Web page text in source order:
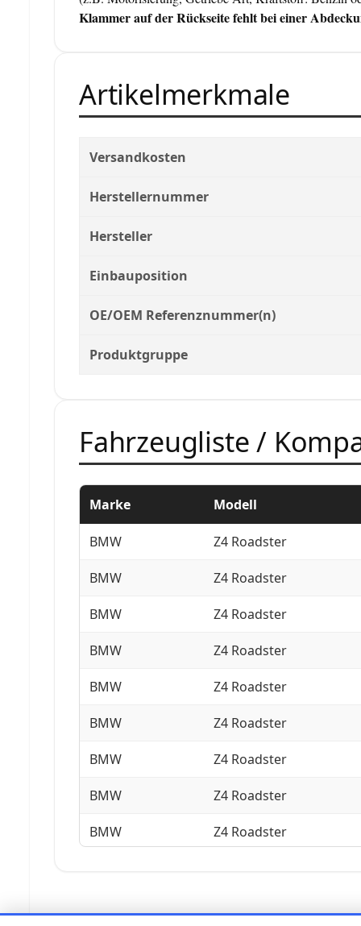
Klammer auf der Rückseite fehlt bei einer
Artikelmerkmale
Versandkosten
Herstellernummer
Hersteller
Einbauposition
OE/OEM Referenznummer(n)
Produktgruppe
Fahrzeugliste /
Marke Modell
BMW Z4 Roadster
BMW Z4 Roadster
BMW Z4 Roadster
BMW Z4 Roadster
BMW Z4 Roadster
BMW Z4 Roadster
BMW Z4 Roadster
BMW Z4 Roadster
BMW Z4 Roadster